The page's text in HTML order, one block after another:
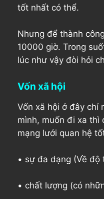
tốt nhất có thể.
Nhưng để thành
10000 giờ. Trong
lúc như vậy đòi hỏi
Vốn xã hội
Vốn xã hội ở đây chỉ
mình, muốn đi xa thì
mạng lưới quan hệ
• sự đa dạng (Về độ
• chất lượng (có